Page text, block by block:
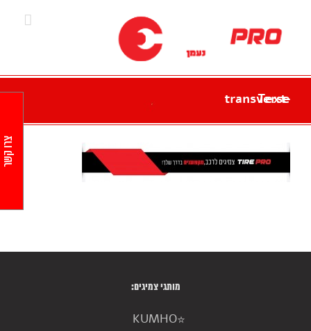
content
Text-transverse
מותגי צמיגים:
KUMHO
צרו קשר